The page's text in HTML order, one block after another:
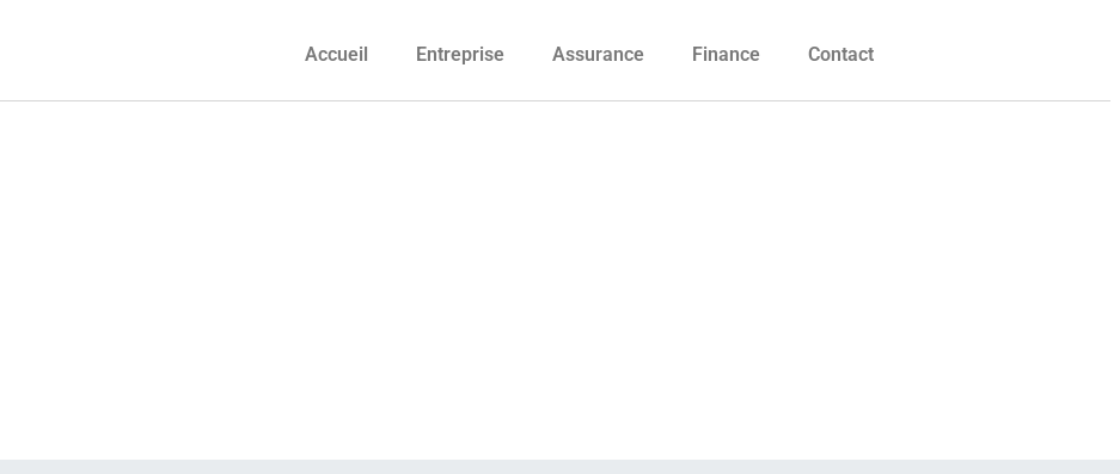
Accueil Entreprise Assurance Finance Contact